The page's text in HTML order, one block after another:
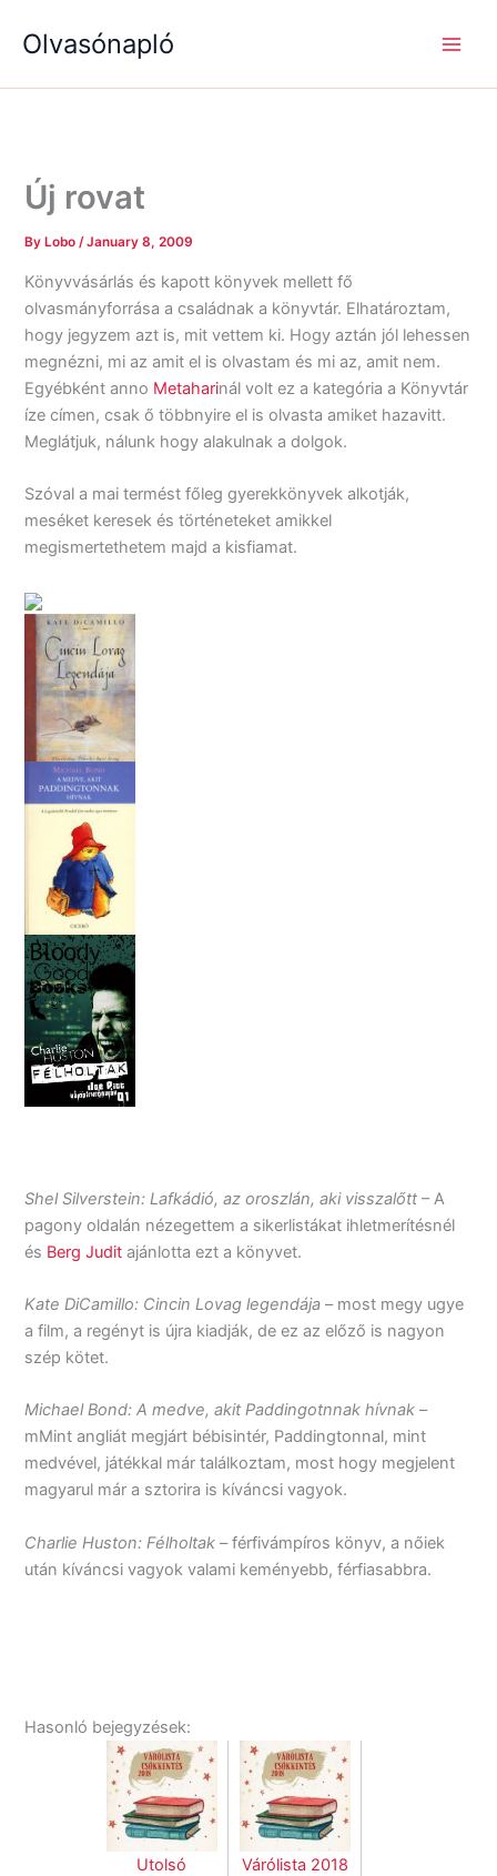
Olvasónapló
Új rovat
By Lobo/January 8, 2009
Könyvvásárlás és kapott könyvek mellett fő
olvasmányforrása a családnak a könyvtár. Elhatároztam,
hogy jegyzem azt is, mit vettem ki. Hogy aztán jól lehessen
megnézni, mi az amit el is olvastam és mi az, amit nem.
Egyébként anno Metaharinál volt ez a kategória a Könyvtár
íze címen, csak ő többnyire el is olvasta amiket hazavitt.
Meglátjuk, nálunk hogy alakulnak a dolgok.
Szóval a mai termést főleg gyerekkönyvek alkotják,
meséket keresek és történeteket amikkel
megismertethetem majd a kisfiamat.
Shel Silverstein: Lafkádió, az oroszlán, aki visszalőtt – A
pagony oldalán nézegettem a sikerlistákat ihletmerítésnél
és Berg Judit ajánlotta ezt a könyvet.
Kate DiCamillo: Cincin Lovag legendája– most megy ugye
a film, a regényt is újra kiadják, de ez az előző is nagyon
szép kötet.
Michael Bond: A medve, akit Paddingotnnak hívnak –
mMint angliát megjárt bébisintér, Paddingtonnal, mint
medvével, játékkal már találkoztam, most hogy megjelent
magyarul már a sztorira is kíváncsi vagyok.
Charlie Huston: Félholtak – férfivámpíros könyv, a nőiek
után kíváncsi vagyok valami keményebb, férfiasabbra.
Hasonló bejegyzések:
Utolsó
Várólista 2018
e
a
é
g
k
é
g
k